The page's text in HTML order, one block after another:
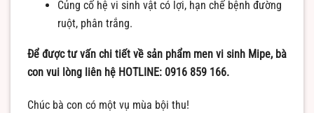
Củng cố hệ vi sinh vật có lợi, hạn chế bệnh đường
ruột, phân trắng.
Để được tư vấn chi tiết về sản phẩm men vi sinh Mipe, bà
con vui lòng liên hệ HOTLINE: 0916 859 166.
Chúc bà con có một vụ mùa bội thu!